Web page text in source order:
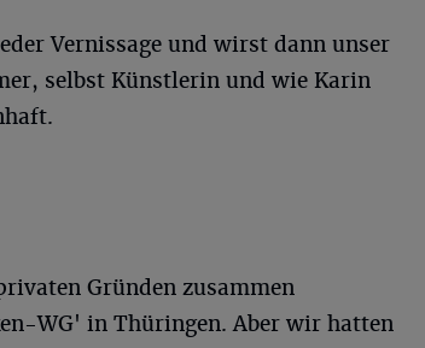
Vernissage und wirst dann unser
selbst Künstlerin und wie Karin
Gründen zusammen
WG' in Thüringen. Aber wir hatten